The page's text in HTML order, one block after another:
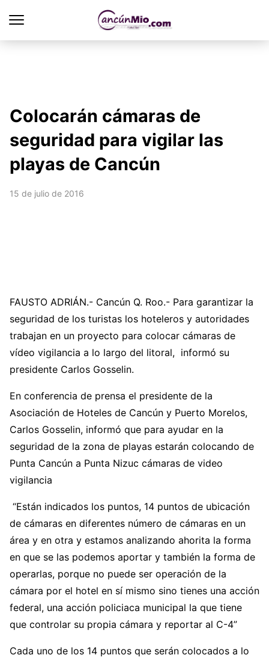
Colocarán cámaras de
seguridad para vigilar las
playas de Cancún
15 de julio de 2016
FAUSTO ADRIÁN.- Cancún Q. Roo.- Para garantizar la
seguridad de los turistas los hoteleros y autoridades
trabajan en un proyecto para colocar cámaras de
vídeo vigilancia a lo largo del litoral, informó su
presidente Carlos Gosselin.
En conferencia de prensa el presidente de la
Asociación de Hoteles de Cancún y Puerto Morelos,
Carlos Gosselin, informó que para ayudar en la
seguridad de la zona de playas estarán colocando de
Punta Cancún a Punta Nizuc cámaras de video
vigilancia
“Están indicados los puntos, 14 puntos de ubicación
de cámaras en diferentes número de cámaras en un
área y en otra y estamos analizando ahorita la forma
en que se las podemos aportar y también la forma de
operarlas, porque no puede ser operación de la
cámara por el hotel en sí mismo sino tienes una acción
federal, una acción policiaca municipal la que tiene
que controlar su propia cámara y reportar al C-4”
Cada uno de los 14 puntos que serán colocados a lo